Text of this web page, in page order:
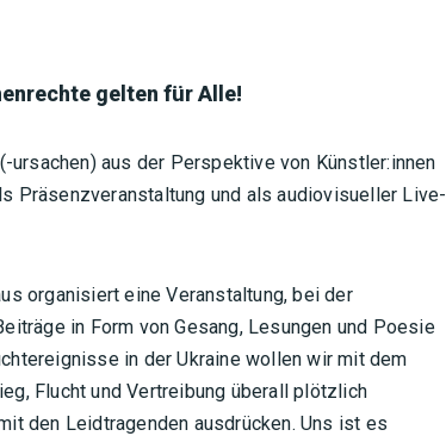
gelten für Alle!
aus der Perspektive von Künstler:innen
Präsenzveranstaltung und als audiovisueller Live-
organisiert eine Veranstaltung, bei der
in Form von Gesang, Lesungen und Poesie
in der Ukraine wollen wir mit dem
Flucht und Vertreibung überall plötzlich
den Leidtragenden ausdrücken. Uns ist es